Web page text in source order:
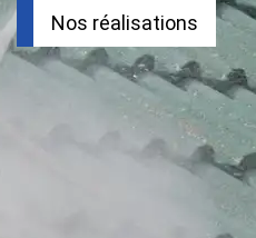
Nos réalisations